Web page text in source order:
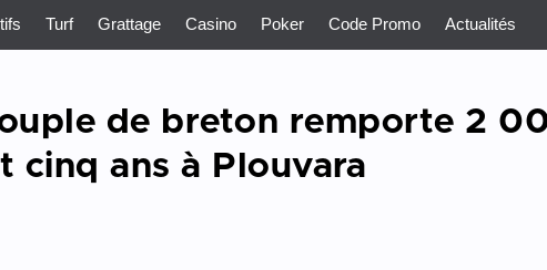
Turf Grattage Casino Poker Code Promo Actualités
de breton remporte 2
cinq ans à Plouvara